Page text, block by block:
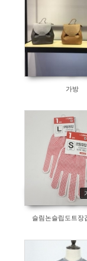
가방
슬림논슬립도트장